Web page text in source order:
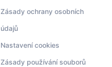
Zásady ochrany osobních
údajů
Nastavení cookies
Zásady používání souborů